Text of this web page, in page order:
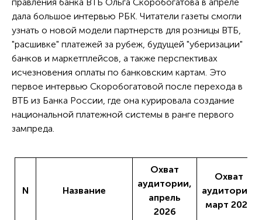
дала большое интервью РБК. Читатели газеты смогли
узнать о новой модели партнерств для розницы ВТБ,
"расшивке" платежей за рубеж, будущей "уберизации"
банков и маркетплейсов, а также перспективах
исчезновения оплаты по банковским картам. Это
первое интервью Скоробогатовой после перехода в
ВТБ из Банка России, где она курировала создание
национальной платежной системы в ранге первого
зампреда.
N Название
Охват
аудитории,
апрель
2026
Охват
аудитории,
март 2026